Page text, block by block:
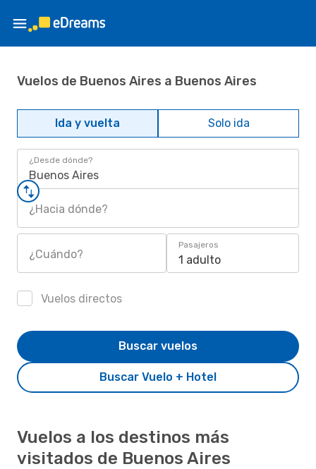
Vuelos de Buenos Aires a Buenos Aires
Ida y vuelta Solo ida
¿Desde dónde?
Buenos Aires
¿Hacia dónde?
¿Cuándo?
Pasajeros
1 adulto
Vuelos directos
Buscar Vuelo + Hotel
Buscar vuelos
Vuelos a los destinos más
visitados de Buenos Aires